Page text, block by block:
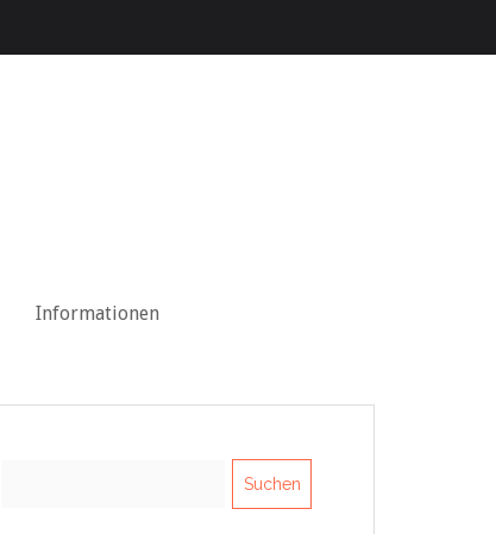
Informationen